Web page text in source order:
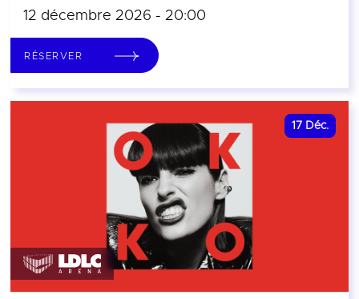
12 décembre 2026 - 20:00
RÉSERVER
17 Déc.